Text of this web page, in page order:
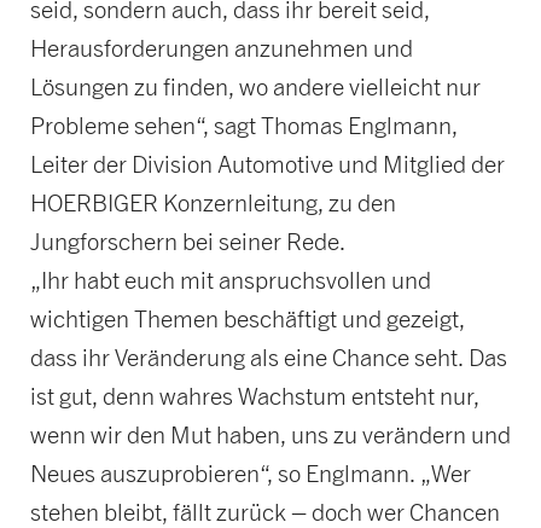
seid, sondern auch, dass ihr bereit seid,
Herausforderungen anzunehmen und
Lösungen zu finden, wo andere vielleicht nur
Probleme sehen“, sagt Thomas Englmann,
Leiter der Division Automotive und Mitglied der
HOERBIGER Konzernleitung, zu den
Jungforschern bei seiner Rede.
„Ihr habt euch mit anspruchsvollen und
wichtigen Themen beschäftigt und gezeigt,
dass ihr Veränderung als eine Chance seht. Das
ist gut, denn wahres Wachstum entsteht nur,
wenn wir den Mut haben, uns zu verändern und
Neues auszuprobieren“, so Englmann. „Wer
stehen bleibt, fällt zurück – doch wer Chancen